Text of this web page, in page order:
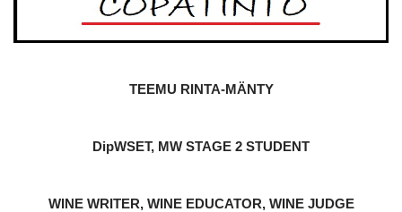
TEEMU RINTA-MÄNTY
DipWSET, MW STAGE 2 STUDENT
WINE WRITER, WINE EDUCATOR, WINE JUDGE